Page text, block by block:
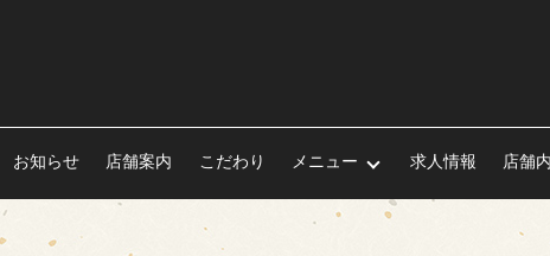
お知らせ 店舗案内 こだわり メニュー 求人情報 店舗